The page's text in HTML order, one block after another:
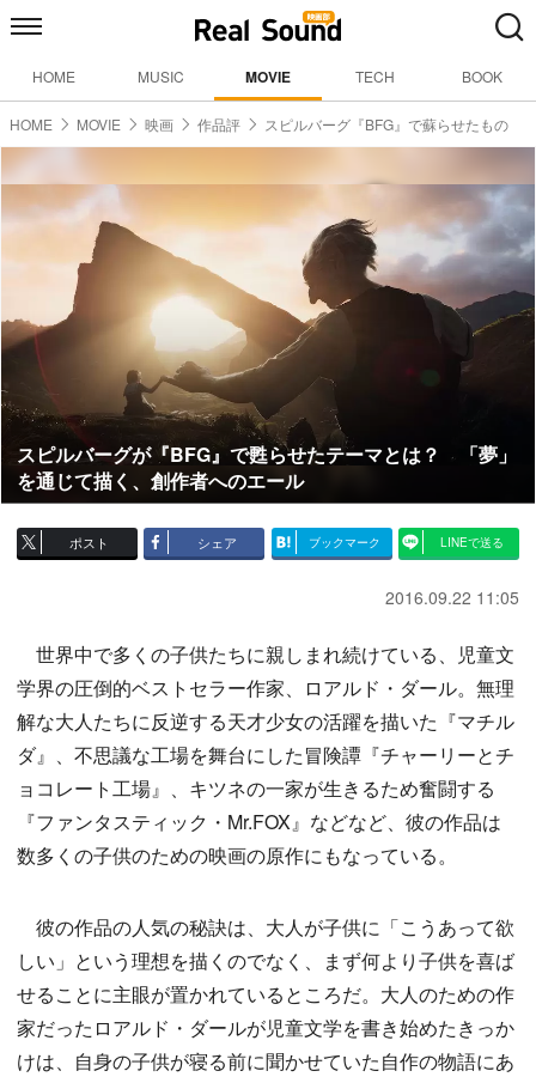
HOME MUSIC MOVIE TECH BOOK
HOME MOVIE 映画 作品評 スピルバーグ『BFG』で蘇らせたもの
スピルバーグが『BFG』で甦らせたテーマとは？ 「夢」
を通じて描く、創作者へのエール
ポスト シェア ブックマーク LINEで送る
2016.09.22 11:05
世界中で多くの子供たちに親しまれ続けている、児童文
学界の圧倒的ベストセラー作家、ロアルド・ダール。無理
解な大人たちに反逆する天才少女の活躍を描いた『マチル
ダ』、不思議な工場を舞台にした冒険譚『チャーリーとチ
ョコレート工場』、キツネの一家が生きるため奮闘する
『ファンタスティック・Mr.FOX』などなど、彼の作品は
数多くの子供のための映画の原作にもなっている。
彼の作品の人気の秘訣は、大人が子供に「こうあって欲
しい」という理想を描くのでなく、まず何より子供を喜ば
せることに主眼が置かれているところだ。大人のための作
家だったロアルド・ダールが児童文学を書き始めたきっか
けは、自身の子供が寝る前に聞かせていた自作の物語にあ